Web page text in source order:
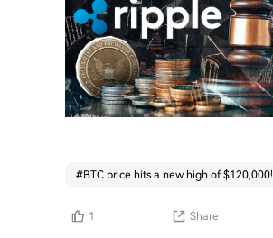
#BTC price hits a new high of $120,000!
1 Share